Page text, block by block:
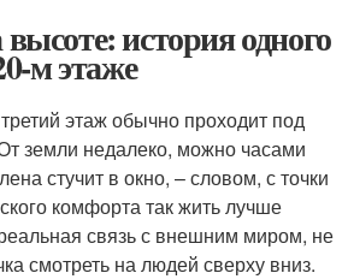
история одного
м этаже
этаж обычно проходит под
земли недалеко, можно часами
стучит в окно, – словом, с точки
комфорта так жить лучше
связь с внешним миром, не
смотреть на людей сверху вниз.